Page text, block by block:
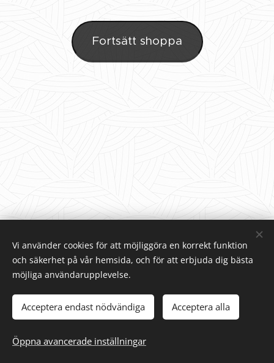
Fortsätt shoppa
© 2025 Alla rättigheter reserverade
www.målarburken.se
Vi använder cookies för att möjliggöra en korrekt funktion
och säkerhet på vår hemsida, och för att erbjuda dig bästa
möjliga användarupplevelse.
Acceptera endast nödvändiga Acceptera alla
Öppna avancerade inställningar